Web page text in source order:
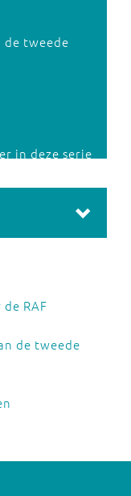
tweede
in deze serie
RAF
de tweede